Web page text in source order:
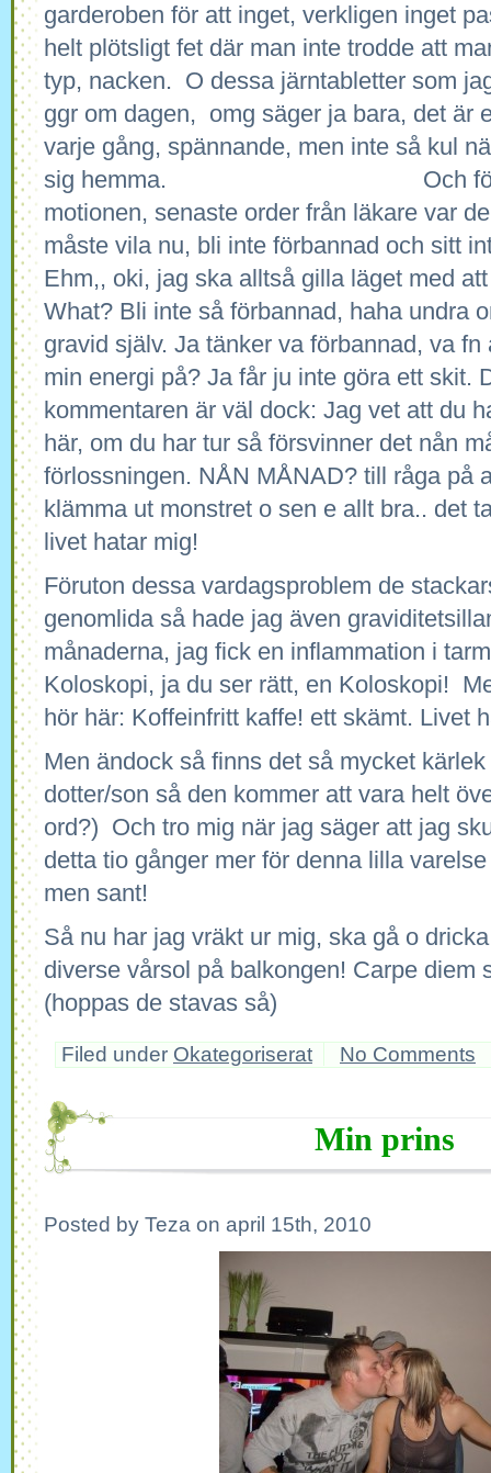
garderoben för att inget, verkligen inget
helt plötsligt fet där man inte trodde att
typ, nacken. O dessa järntabletter som
ggr om dagen, omg säger ja bara, det är
varje gång, spännande, men inte så kul
sig hemma. Och för att
motionen, senaste order från läkare var
måste vila nu, bli inte förbannad och sitt
Ehm,, oki, jag ska alltså gilla läget med
What? Bli inte så förbannad, haha undra
gravid själv. Ja tänker va förbannad, va
min energi på? Ja får ju inte göra ett skit.
kommentaren är väl dock: Jag vet att du
här, om du har tur så försvinner det nån
förlossningen. NÅN MÅNAD? till råga på
klämma ut monstret o sen e allt bra.. det
livet hatar mig!
Föruton dessa vardagsproblem de
genomlida så hade jag även
månaderna, jag fick en inflammation i
Koloskopi, ja du ser rätt, en Koloskopi!
hör här: Koffeinfritt kaffe! ett skämt. Livet
Men ändock så finns det så mycket
dotter/son så den kommer att vara helt
ord?) Och tro mig när jag säger att jag
detta tio gånger mer för denna lilla
men sant!
Så nu har jag vräkt ur mig, ska gå o
diverse vårsol på balkongen! Carpe diem
(hoppas de stavas så)
Filed under Okategoriserat No Comments
Min prins
Posted by Teza on april 15th, 2010